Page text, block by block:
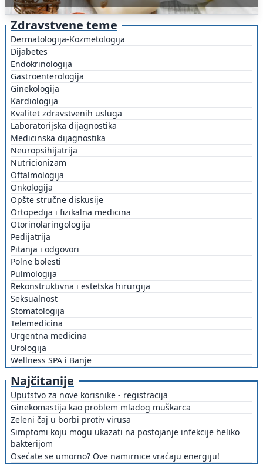
Zdravstvene teme
Dermatologija-Kozmetologija
Dijabetes
Endokrinologija
Gastroenterologija
Ginekologija
Kardiologija
Kvalitet zdravstvenih usluga
Laboratorijska dijagnostika
Medicinska dijagnostika
Neuropsihijatrija
Nutricionizam
Oftalmologija
Onkologija
Opšte stručne diskusije
Ortopedija i fizikalna medicina
Otorinolaringologija
Pedijatrija
Pitanja i odgovori
Polne bolesti
Pulmologija
Rekonstruktivna i estetska hirurgija
Seksualnost
Stomatologija
Telemedicina
Urgentna medicina
Urologija
Wellness SPA i Banje
Najčitanije
Uputstvo za nove korisnike - registracija
Ginekomastija kao problem mladog muškarca
Zeleni čaj u borbi protiv virusa
Simptomi koju mogu ukazati na postojanje infekcije heliko
bakterijom
Osećate se umorno? Ove namirnice vraćaju energiju!